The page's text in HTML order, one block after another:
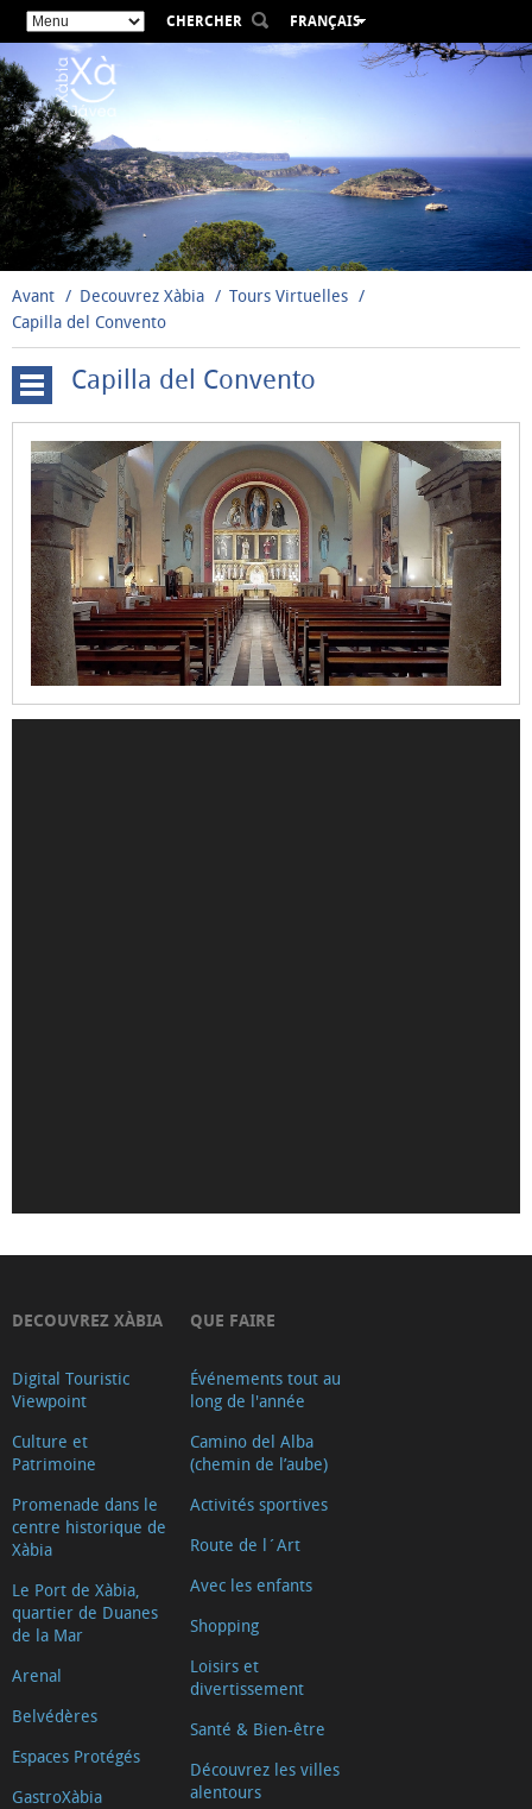
CHERCHER
FRANÇAIS
ESPAÑOL
DEUTSCH
РУССКИЙ
Avant Decouvrez Xàbia
Tours Virtuelles
Capilla del Convento
Cova
Tallada
Moulins
à
vent
Santuario
de
la
Mare
de
Déu
de
Iglesia-
de
San
Bartolomé
2018)
Museu
Soler
Blasco
Ayuntamiento
Oficina
de
Turisme
Xàbia
Capilla del Convento
DECOUVREZ XÀBIA
Digital Touristic
Viewpoint
Culture et
Patrimoine
Promenade dans le
centre historique de
Xàbia
Le Port de Xàbia,
quartier de Duanes
de la Mar
Arenal
Belvédères
Espaces Protégés
GastroXàbia
QUE FAIRE
Événements tout au
long de l'année
Camino del Alba
(chemin de l’aube)
Activités sportives
Route de l´Art
Avec les enfants
Shopping
Loisirs et
divertissement
Santé & Bien-être
Découvrez les villes
alentours